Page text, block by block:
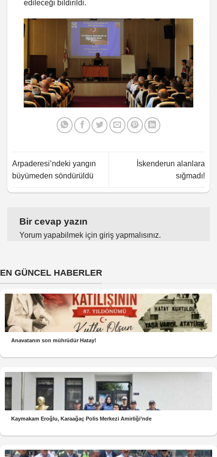
edileceği bildirildi.
Arpaderesi’ndeki yangın
büyümeden söndürüldü
İskenderun alanlara
sığmadı!
Bir cevap yazın
Yorum yapabilmek için giriş yapmalısınız.
EN GÜNCEL HABERLER
Anavatanın son mührüdür Hatay!
Kaymakam Eroğlu, Karaağaç Polis Merkezi Amirliği’nde